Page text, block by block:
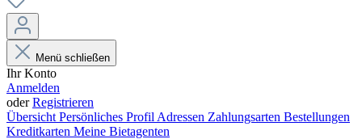
Menü schließen
Ihr Konto
Anmelden
oderRegistrieren
Übersicht Persönliches Profil Adressen Zahlungsarten Bestellungen
Kreditkarten Meine Bietagenten